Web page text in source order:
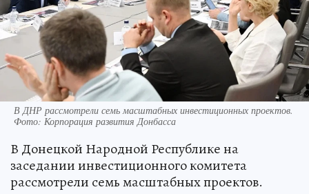
В ДНР рассмотрели семь масштабных инвестиционных проектов.
Фото: Корпорация развития Донбасса
В Донецкой Народной Республике на
заседании инвестиционного комитета
рассмотрели семь масштабных проектов.